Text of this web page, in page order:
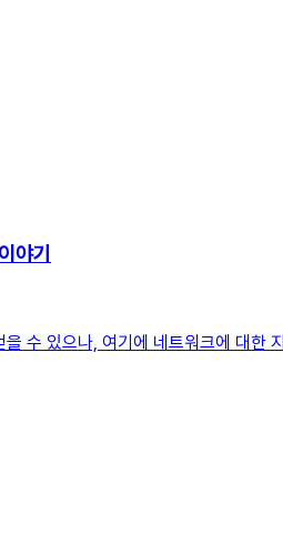
야기
수 있으나, 여기에 네트워크에 대